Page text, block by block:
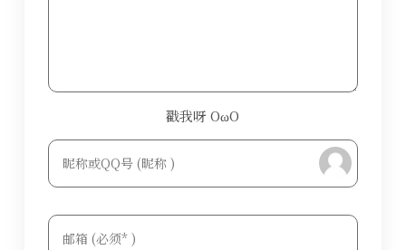
戳我呀 OωO
(=・ω・=)